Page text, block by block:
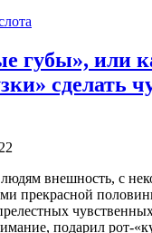
губы», или
сделать
людям внешность, с
прекрасной
подарил рот-